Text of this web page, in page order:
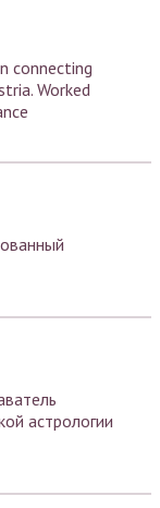
connecting
Worked
астрологии